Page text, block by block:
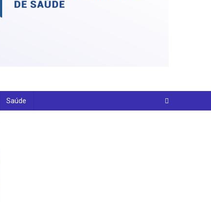
Saúde